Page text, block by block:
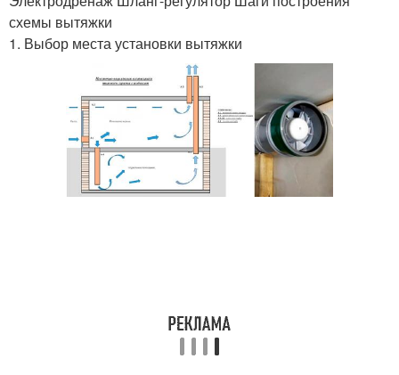
схемы вытяжки
1. Выбор места установки вытяжки